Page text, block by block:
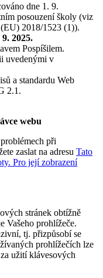
dne 1. 9.
posouzení školy (viz
2018/1523 (1)).
2025.
Pospíšilem.
uvedenými v
a standardu Web
2.1.
webu
při
zaslat na adresu Tato
Pro její zobrazení
stránek obtížně
Vašeho prohlížeče.
tj. přizpůsobí se
prohlížečích lze
užití klávesových